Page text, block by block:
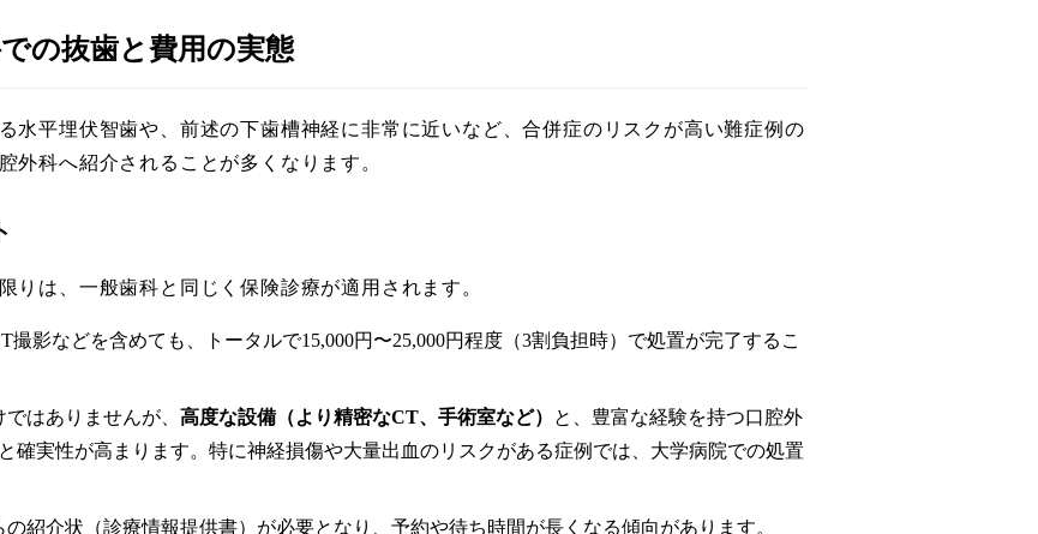
の抜歯と費用の実態
水平埋伏智歯や、前述の下歯槽神経に非常に近いなど、合併症のリスクが高い難症例の
外科へ紹介されることが多くなります。
りは、一般歯科と同じく保険診療が適用されます。
影などを含めても、トータルで15,000円〜25,000円程度（3割負担時）で処置が完了するこ
はありませんが、 高度な設備（より精密なCT、手術室など）
と、豊富な経験を持つ口腔外
確実性が高まります。特に神経損傷や大量出血のリスクがある症例では、大学病院での処置
紹介状（診療情報提供書）が必要となり、予約や待ち時間が長くなる傾向があります。